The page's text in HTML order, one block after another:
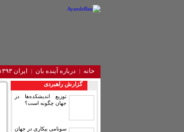
خانه درباره آینده‌ بان ایران ۱۳۹۳
گزارش راهبردی
توزیع اندیشکده‌ها در
جهان چگونه است؟
سونامی بیکاری در جهان